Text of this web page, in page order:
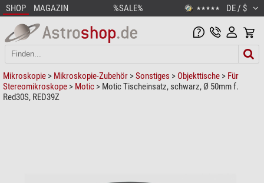
SHOP MAGAZIN %SALE% ★★★★★ DE / $
Mikroskopie > Mikroskopie-Zubehör >Sonstiges > Objekttische > Für
Stereomikroskope > Motic > Motic Tischeinsatz, schwarz, Ø 50mm f.
Red30S, RED39Z